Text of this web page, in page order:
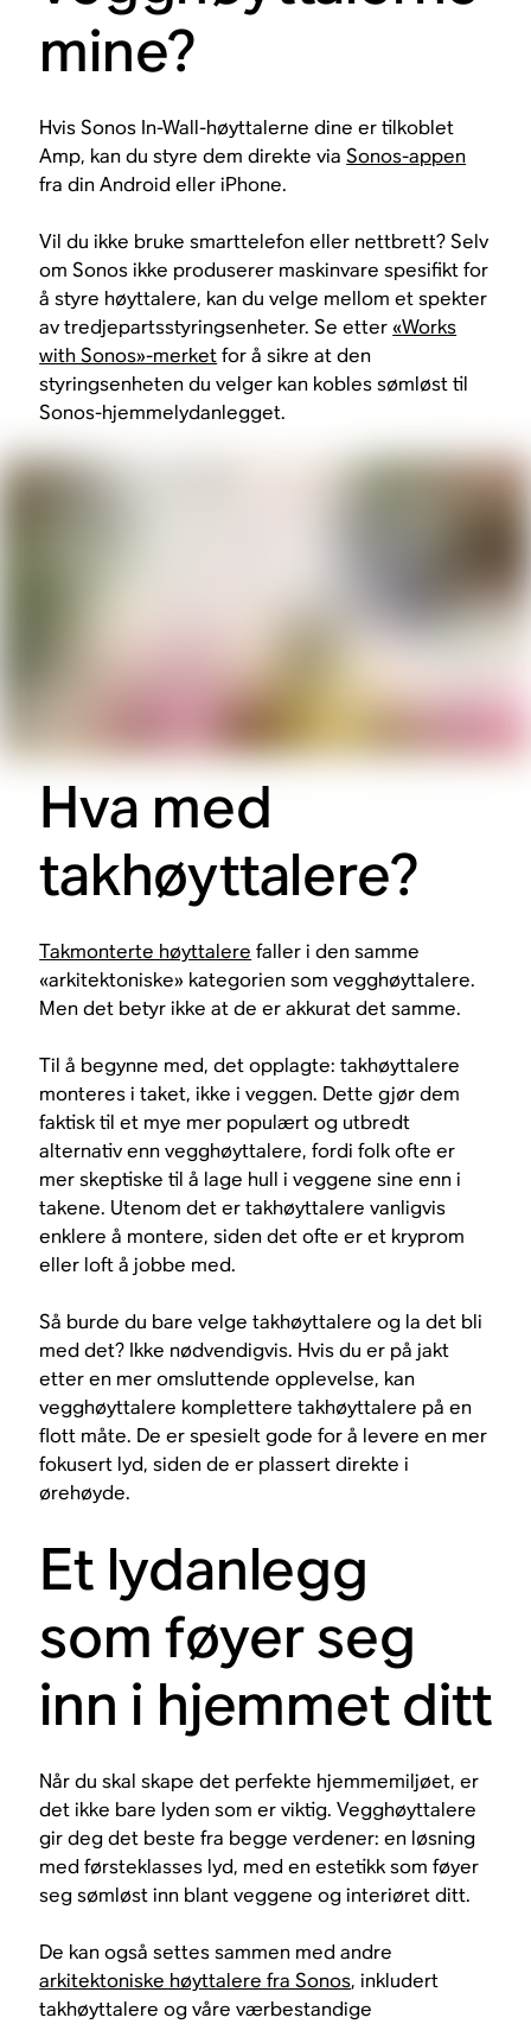
mine?
Hvis Sonos In-Wall-høyttalerne dine er tilkoblet
Amp, kan du styre dem direkte viaSonos-appen
fra din Android eller iPhone.
Vil du ikke bruke smarttelefon eller nettbrett? Selv
om Sonos ikke produserer maskinvare spesifikt for
å styre høyttalere, kan du velge mellom et spekter
av tredjepartsstyringsenheter. Se etter «Works
with Sonos»-merketfor å sikre at den
styringsenheten du velger kan kobles sømløst til
Sonos-hjemmelydanlegget.
Hva med
takhøyttalere?
Takmonterte høyttalere faller i den samme
«arkitektoniske» kategorien som vegghøyttalere.
Men det betyr ikke at de er akkurat det samme.
Til å begynne med, det opplagte: takhøyttalere
monteres i taket, ikke i veggen. Dette gjør dem
faktisk til et mye mer populært og utbredt
alternativ enn vegghøyttalere, fordi folk ofte er
mer skeptiske til å lage hull i veggene sine enn i
takene. Utenom det er takhøyttalere vanligvis
enklere å montere, siden det ofte er et kryprom
eller loft å jobbe med.
Så burde du bare velge takhøyttalere og la det bli
med det? Ikke nødvendigvis. Hvis du er på jakt
etter en mer omsluttende opplevelse, kan
vegghøyttalere komplettere takhøyttalere på en
flott måte. De er spesielt gode for å levere en mer
fokusert lyd, siden de er plassert direkte i
ørehøyde.
Et lydanlegg
som føyer seg
inn i hjemmet ditt
Når du skal skape det perfekte hjemmemiljøet, er
det ikke bare lyden som er viktig. Vegghøyttalere
gir deg det beste fra begge verdener: en løsning
med førsteklasses lyd, med en estetikk som føyer
seg sømløst inn blant veggene og interiøret ditt.
De kan også settes sammen med andre
arkitektoniske høyttalere fra Sonos, inkludert
takhøyttalere og våre værbestandige